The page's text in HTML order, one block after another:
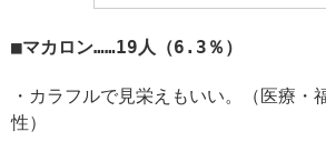
マカロン……19人（6.3％）
・カラフルで見栄えもいい。（医療・
性）